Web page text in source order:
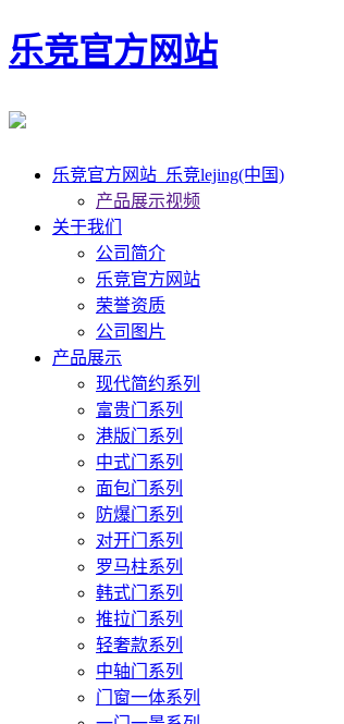
乐竞官方网站
乐竞官方网站_乐竞lejing(中国)
产品展示视频
关于我们
公司简介
乐竞官方网站
荣誉资质
公司图片
产品展示
现代简约系列
富贵门系列
港版门系列
中式门系列
面包门系列
防爆门系列
对开门系列
罗马柱系列
韩式门系列
推拉门系列
轻奢款系列
中轴门系列
门窗一体系列